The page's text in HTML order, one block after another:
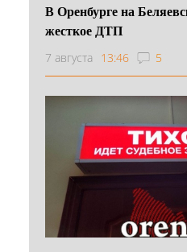
В Оренбурге на
жесткое ДТП
7 августа 13:46 5